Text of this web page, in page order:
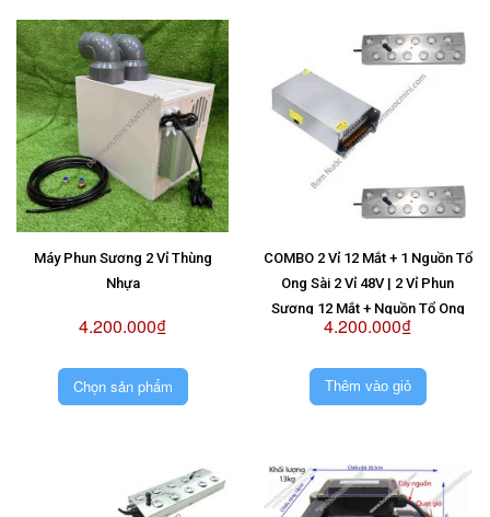
Máy Phun Sương 2 Vỉ Thùng
Nhựa
4.200.000₫
Chọn sản phẩm
COMBO 2 Vỉ 12 Mắt + 1 Nguồn Tổ
Ong Sài 2 Vỉ 48V | 2 Vỉ Phun
Sương 12 Mắt + Nguồn Tổ Ong
Sài 2 Vỉ 48V
4.200.000₫
Thêm vào giỏ